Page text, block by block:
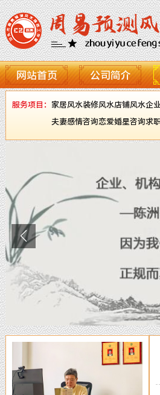
网站首页 公司简介
服务项目： 家居风水装修风水店铺风水企
夫妻感情咨询恋爱婚星咨询求